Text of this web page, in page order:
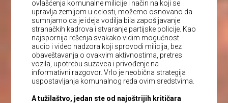
ovlašćenja komunalne milicije i način na koji se
upravlja zemljom u celosti, možemo osnovano da
sumnjamo da je ideja vodilja bila zapošljavanje
stranačkih kadrova i stvaranje partijske policije. Kao
najspornija rešenja svakako vidim mogućnost
audio i video nadzora koji sprovodi milicija, bez
obaveštavanja o ovakvim aktivnostima, pretres
vozila, upotrebu suzavca i privođenje na
informativni razgovor. Vrlo je neobična strategija
uspostavljanja komunalnog reda ovim sredstvima.
A tužilaštvo, jedan ste od najoštrijih kritičara